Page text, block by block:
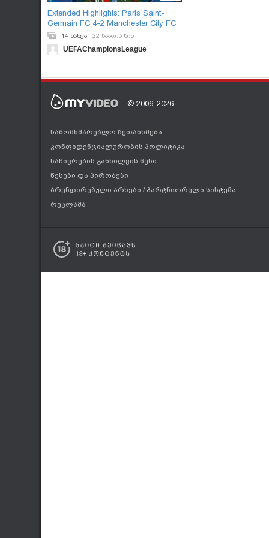
Extended Highlights: Paris Saint-
Germain FC 4-2 Manchester City FC
14 ნახვა 22 საათის წინ
UEFAChampionsLeague
© 2006-2026
სამომხმარებლო შეთანხმება
კონფიდენციალურობის პოლიტიკა
საჩივრების განხილვის წესი
წესები და პირობები
ბრენდირებული არხები / პარტნიორული სისტემა
რეკლამა